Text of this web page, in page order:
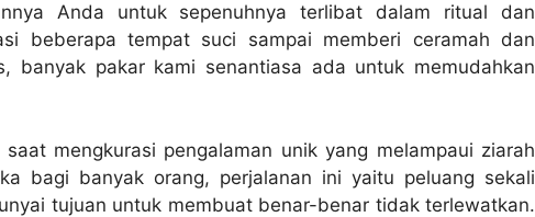
Anda untuk sepenuhnya terlibat dalam ritual dan
beberapa tempat suci sampai memberi ceramah dan
banyak pakar kami senantiasa ada untuk memudahkan
mengkurasi pengalaman unik yang melampaui ziarah
bagi banyak orang, perjalanan ini yaitu peluang sekali
tujuan untuk membuat benar-benar tidak terlewatkan.